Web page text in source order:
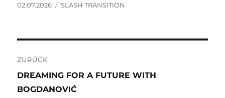
Veröffentlicht
02.07.2026 Kategorien
SLASH TRANSITION
Beitragsnavigation
ZURÜCK
Vorheriger
Beitrag:
DREAMING FOR A FUTURE WITH
BOGDANOVIĆ